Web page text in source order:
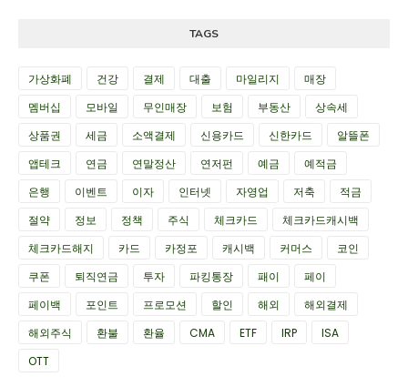
TAGS
가상화폐 건강 결제 대출 마일리지
매장
멤버십
모바일 무인매장 보험 부동산
상속세
상품권
세금 소액결제 신용카드 신한카드
알뜰폰
앱테크
연금 연말정산 연저펀 예금
예적금
은행
이벤트 이자 인터넷 자영업 저축
적금
절약
정보 정책 주식 체크카드
체크카드캐시백
체크카드해지
카드 카정포 캐시백 커머스
코인
쿠폰
퇴직연금 투자 파킹통장 패이
페이
페이백
포인트 프로모션 할인 해외
해외결제
해외주식
환불 환율 CMA ETF IRP
ISA
OTT